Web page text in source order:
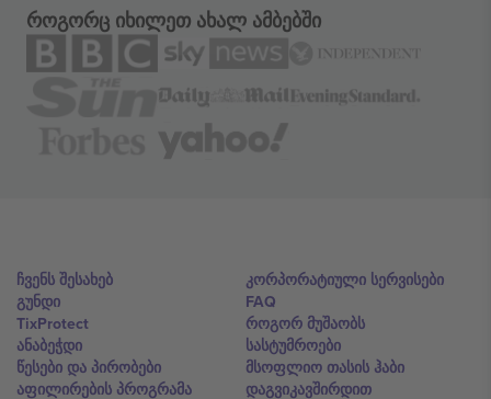
როგორც იხილეთ ახალ ამბებში
ჩვენს შესახებ
გუნდი
TixProtect
ანაბეჭდი
წესები და პირობები
აფილირების პროგრამა
კორპორატიული სერვისები
FAQ
როგორ მუშაობს
სასტუმროები
მსოფლიო თასის ჰაბი
დაგვიკავშირდით